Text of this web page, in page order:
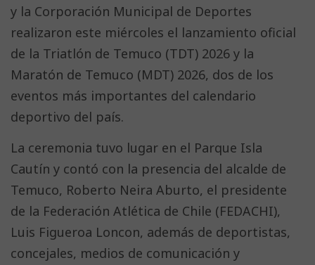
y la Corporación Municipal de Deportes
realizaron este miércoles el lanzamiento oficial
de la Triatlón de Temuco (TDT) 2026 y la
Maratón de Temuco (MDT) 2026, dos de los
eventos más importantes del calendario
deportivo del país.
La ceremonia tuvo lugar en el Parque Isla
Cautín y contó con la presencia del alcalde de
Temuco, Roberto Neira Aburto, el presidente
de la Federación Atlética de Chile (FEDACHI),
Luis Figueroa Loncon, además de deportistas,
concejales, medios de comunicación y